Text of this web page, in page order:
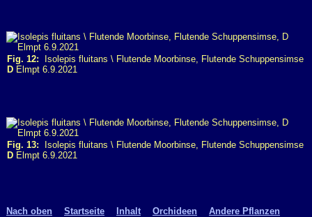
Fig. 12: Isolepis fluitans \ Flutende Moorbinse, Flutende Schuppensimse
D Elmpt 6.9.2021
Fig. 13: Isolepis fluitans \ Flutende Moorbinse, Flutende Schuppensimse
D Elmpt 6.9.2021
Nach oben Startseite Inhalt Orchideen Andere Pflanzen